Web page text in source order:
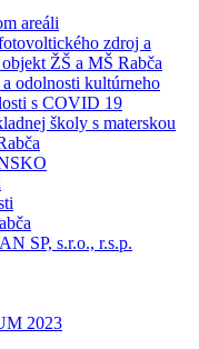
areáli
zdroj a
ŽŠ a MŠ Rabča
odolnosti kultúrneho
s COVID 19
školy s materskou
SP, s.r.o., r.s.p.
2023